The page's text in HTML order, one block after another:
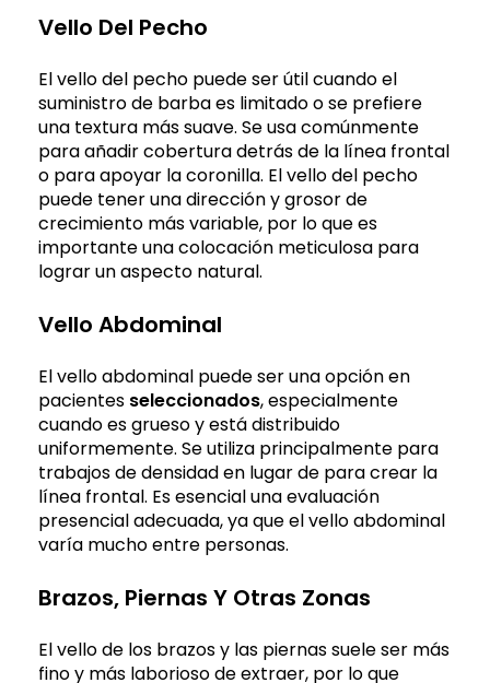
Vello Del Pecho
El vello del pecho puede ser útil cuando el
suministro de barba es limitado o se prefiere
una textura más suave. Se usa comúnmente
para añadir cobertura detrás de la línea frontal
o para apoyar la coronilla. El vello del pecho
puede tener una dirección y grosor de
crecimiento más variable, por lo que es
importante una colocación meticulosa para
lograr un aspecto natural.
Vello Abdominal
El vello abdominal puede ser una opción en
pacientes seleccionados, especialmente
cuando es grueso y está distribuido
uniformemente. Se utiliza principalmente para
trabajos de densidad en lugar de para crear la
línea frontal. Es esencial una evaluación
presencial adecuada, ya que el vello abdominal
varía mucho entre personas.
Brazos, Piernas Y Otras Zonas
El vello de los brazos y las piernas suele ser más
fino y más laborioso de extraer, por lo que